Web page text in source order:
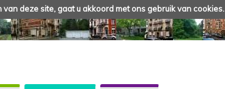
deze site, gaat u akkoord met ons gebruik van cookies.